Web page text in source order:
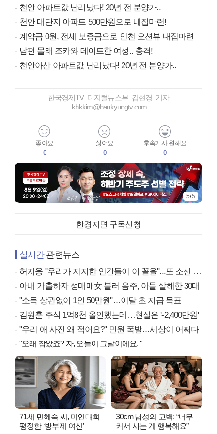
천안 아파트값 난리났다! 20년 전 분양가..
천안 대단지 아파트 500만원으로 내집마련!
계약금 0원, 전세 보증금으로 인천 오션뷰 내집마련
남편 몰래 조카와 데이트한 여성.. 충격!
천안아산 아파트값 난리났다! 20년 전 분양가..
한국경제TV 디지털뉴스부 김현경 기자
khkkim@hankyungtv.com
좋아요
0
싫어요
0
후속기사 원해요
0
5/5
한경지면 구독신청
실시간관련뉴스
허지웅 "우리가 지지한 인간들이 이 꼴을"...또 소신 발언
아내 가출하자 성매매女 불러 음주, 아들 살해한 30대
"소득 상관없이 1인 50만원"…이달 초 지급 목표
김원훈 주식 1억8천 올인했는데…현실은 '-2,400만원'
"우리 애 사진 왜 적어요?" 민원 폭발…세상이 어쩌다
"오래 참았죠? 자, 오늘이 그날이에요.."
71세 민혜숙 씨, 미인대회
평정한 ‘방부제 여신’
30cm 남성의 고백: “너무
커서 사는 게 행복해요”